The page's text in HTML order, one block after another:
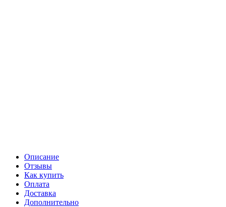
Описание
Отзывы
Как купить
Оплата
Доставка
Дополнительно